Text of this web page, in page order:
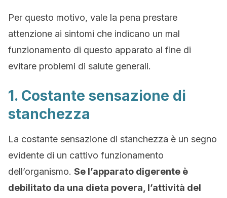
Per questo motivo, vale la pena prestare
attenzione ai sintomi che indicano un mal
funzionamento di questo apparato al fine di
evitare problemi di salute generali.
1. Costante sensazione di
stanchezza
La costante sensazione di stanchezza è un segno
evidente di un cattivo funzionamento
dell’organismo. Se l’apparato digerente è
debilitato da una dieta povera, l’attività del